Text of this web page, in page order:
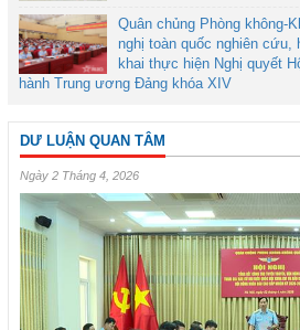
Quân chủng Phòng không-
nghị toàn quốc nghiên cứu,
khai thực hiện Nghị quyết
hành Trung ương Đảng khóa XIV
DƯ LUẬN QUAN TÂM
Ngày 2 Tháng 4, 2026